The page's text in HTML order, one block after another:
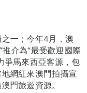
一；今年4月，澳
介為“最受歡迎國際
爭馬來西亞客源，包
網紅來澳門拍攝宣
門旅遊資源。